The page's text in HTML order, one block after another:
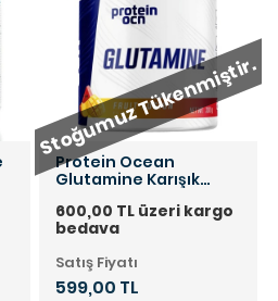
Stoğumuz Tükenmiştir.
Protein Ocean
Glutamine Karışık
600,00 TL üzeri kargo
bedava
Satış Fiyatı
599,00 TL